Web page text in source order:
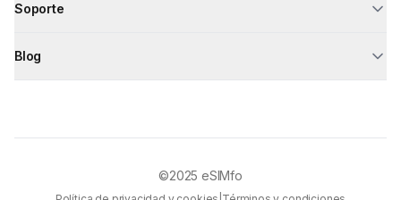
Soporte
Blog
©2025 eSIMfo